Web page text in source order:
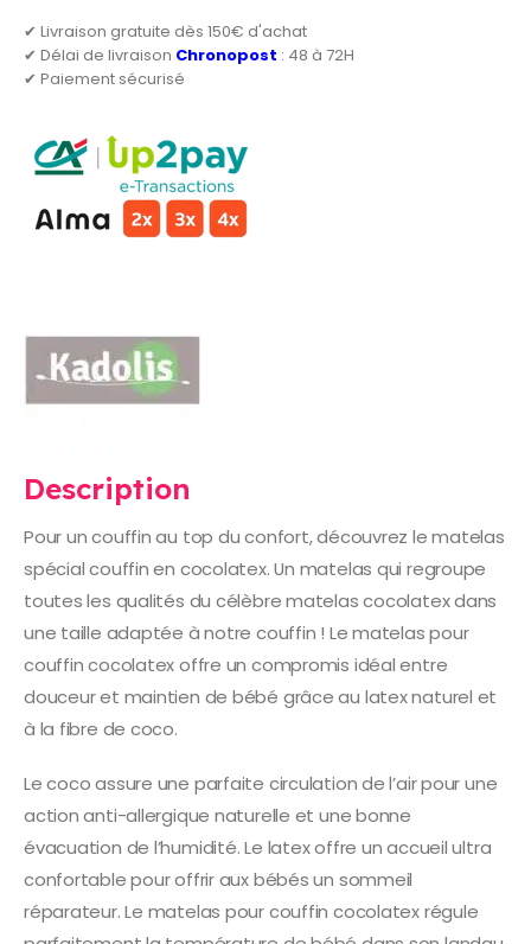
✔ Livraison gratuite dès 150€ d'achat
✔ Délai de livraison Chronopost : 48 à 72H
✔ Paiement sécurisé
Description
Pour un couffin au top du confort, découvrez le matelas
spécial couffin en cocolatex. Un matelas qui regroupe
toutes les qualités du célèbre matelas cocolatex dans
une taille adaptée à notre couffin ! Le matelas pour
couffin cocolatex offre un compromis idéal entre
douceur et maintien de bébé grâce au latex naturel et
à la fibre de coco.
Le coco assure une parfaite circulation de l’air pour une
action anti-allergique naturelle et une bonne
évacuation de l’humidité. Le latex offre un accueil ultra
confortable pour offrir aux bébés un sommeil
réparateur. Le matelas pour couffin cocolatex régule